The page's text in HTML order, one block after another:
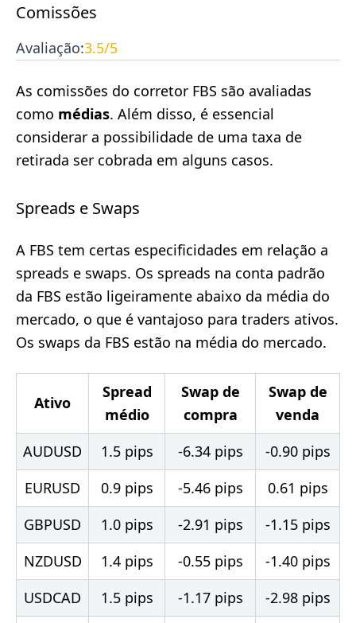
Comissões
Avaliação:3.5/5
As comissões do corretor FBS são avaliadas
como médias. Além disso, é essencial
considerar a possibilidade de uma taxa de
retirada ser cobrada em alguns casos.
Spreads e Swaps
A FBS tem certas especificidades em relação a
spreads e swaps. Os spreads na conta padrão
da FBS estão ligeiramente abaixo da média do
mercado, o que é vantajoso para traders ativos.
Os swaps da FBS estão na média do mercado.
Ativo
Spread
médio
Swap de
compra
Swap de
venda
AUDUSD
1.5 pips -6.34 pips
-0.90 pips
EURUSD
0.9 pips -5.46 pips
0.61 pips
GBPUSD
1.0 pips -2.91 pips
-1.15 pips
NZDUSD
1.4 pips -0.55 pips
-1.40 pips
USDCAD
1.5 pips -1.17 pips -2.98 pips